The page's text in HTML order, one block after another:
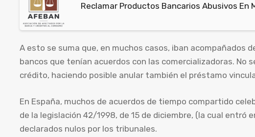
Reclamar Productos Bancarios Abusivos En
A esto se suma que, en muchos casos, iban acompañados
bancos que tenían acuerdos con las comercializadoras. No
crédito, haciendo posible anular también el préstamo
En España, muchos de acuerdos de tiempo compartido
de la legislación 42/1998, de 15 de diciembre, (la cual entró
declarados nulos por los tribunales.